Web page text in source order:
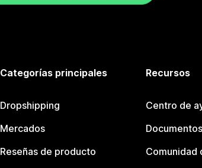
Categorías principales
Dropshipping
Mercados
Reseñas de producto
Recursos
Centro de
Comunidad